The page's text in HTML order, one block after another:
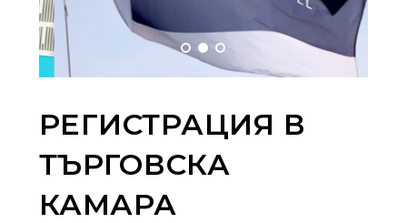
РЕГИСТРАЦИЯ В
ТЪРГОВСКА
КАМАРА